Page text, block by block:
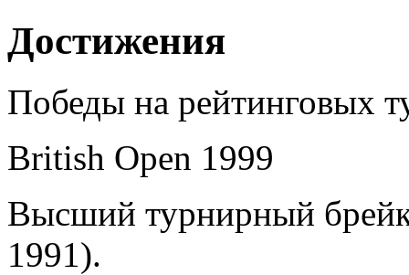
Достижения
Победы на рейтинговых
British Open 1999
Высший турнирный
1991).